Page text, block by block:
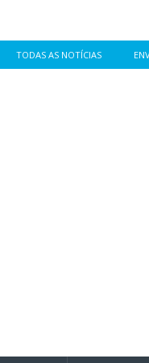
TODAS AS NOTÍCIAS